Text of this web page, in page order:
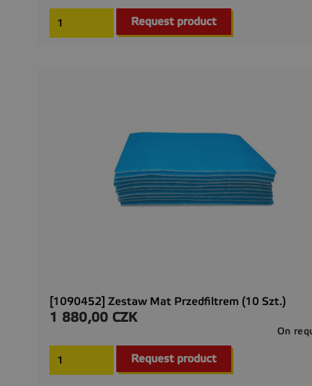
Request product
[1090452] Zestaw Mat Przedfiltrem (10 Szt.)
Cena
1 880,00 CZK
On
Request product